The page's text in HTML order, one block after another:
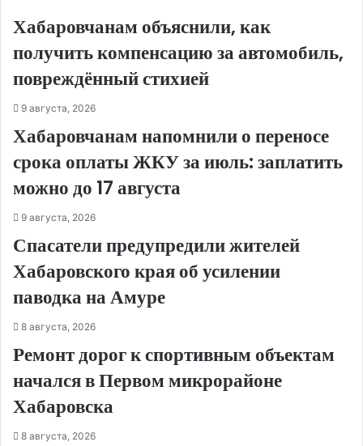
Хабаровчанам объяснили, как
получить компенсацию за автомобиль,
повреждённый стихией
9 августа, 2026
Хабаровчанам напомнили о переносе
срока оплаты ЖКУ за июль: заплатить
можно до 17 августа
9 августа, 2026
Спасатели предупредили жителей
Хабаровского края об усилении
паводка на Амуре
8 августа, 2026
Ремонт дорог к спортивным объектам
начался в Первом микрорайоне
Хабаровска
8 августа, 2026